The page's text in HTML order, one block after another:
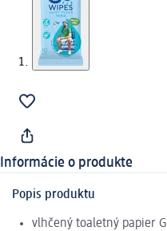
Informácie o produkte
Popis produktu
vlhčený toaletný papier